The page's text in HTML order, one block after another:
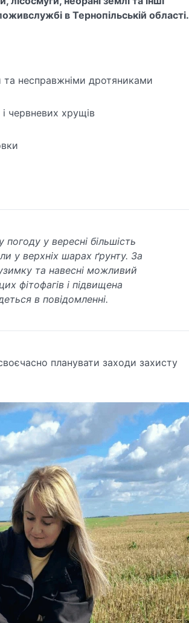
в Тернопільській області.
несправжніми дротяниками
червневих хрущів
у вересні більшість
у верхніх шарах ґрунту. За
та навесні можливий
фітофагів і підвищена
в повідомленні.
планувати заходи захисту